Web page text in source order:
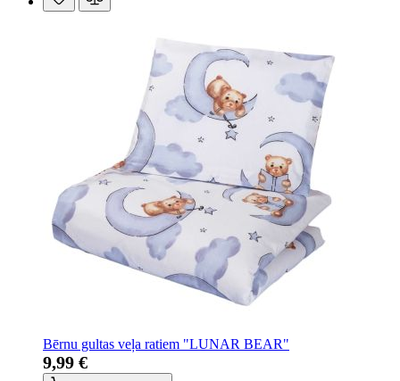
Bērnu gultas veļa ratiem "LUNAR BEAR"
9,99 €